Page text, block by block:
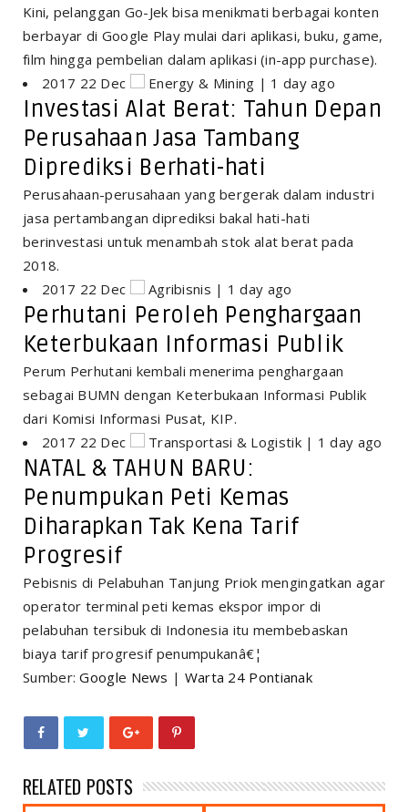
Kini, pelanggan Go-Jek bisa menikmati berbagai konten
berbayar di Google Play mulai dari aplikasi, buku, game,
film hingga pembelian dalam aplikasi (in-app purchase).
2017 22 Dec
Energy & Mining | 1 day ago
Investasi Alat Berat: Tahun Depan
Perusahaan Jasa Tambang
Diprediksi Berhati-hati
Perusahaan-perusahaan yang bergerak dalam industri
jasa pertambangan diprediksi bakal hati-hati
berinvestasi untuk menambah stok alat berat pada
2018.
2017 22 Dec
Agribisnis | 1 day ago
Perhutani Peroleh Penghargaan
Keterbukaan Informasi Publik
Perum Perhutani kembali menerima penghargaan
sebagai BUMN dengan Keterbukaan Informasi Publik
dari Komisi Informasi Pusat, KIP.
2017 22 Dec
Transportasi & Logistik | 1 day ago
NATAL & TAHUN BARU:
Penumpukan Peti Kemas
Diharapkan Tak Kena Tarif
Progresif
Pebisnis di Pelabuhan Tanjung Priok mengingatkan agar
operator terminal peti kemas ekspor impor di
pelabuhan tersibuk di Indonesia itu membebaskan
biaya tarif progresif penumpukanâ€¦
Sumber:Google News | Warta 24 Pontianak
RELATED POSTS